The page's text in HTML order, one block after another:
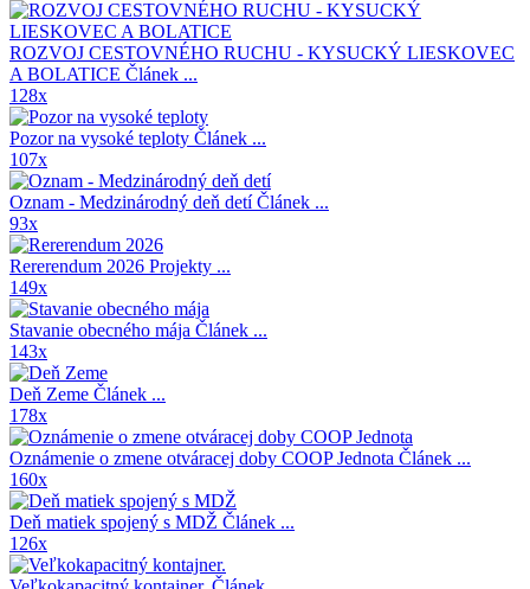
ROZVOJ CESTOVNÉHO RUCHU - KYSUCKÝ LIESKOVEC
A BOLATICE Článek ...
128x
Pozor na vysoké teploty Článek ...
107x
Oznam - Medzinárodný deň detíČlánek ...
93x
Rererendum 2026 Projekty ...
149x
Stavanie obecného mája Článek ...
143x
Deň Zeme Článek ...
178x
Oznámenie o zmene otváracej doby COOP Jednota Článek ...
160x
Deň matiek spojený s MDŽ Článek ...
126x